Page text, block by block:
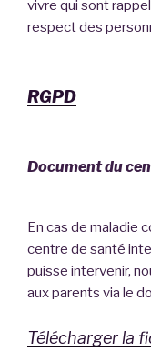
vivre qui sont
respect des
RGPD
Document du
En cas de maladie
centre de santé
puisse intervenir,
aux parents via le
Télécharger la